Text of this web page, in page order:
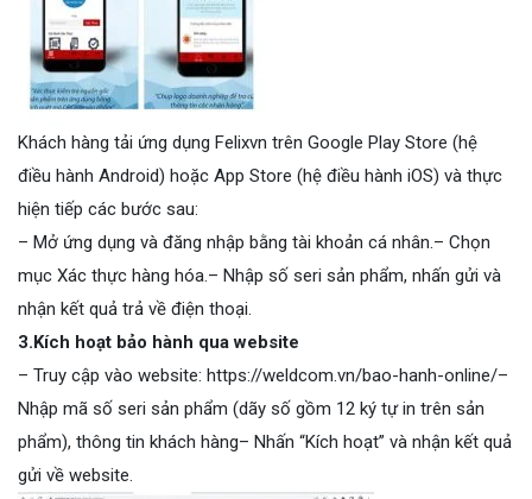
Khách hàng tải ứng dụng Felixvn trên Google Play Store (hệ
điều hành Android) hoặc App Store (hệ điều hành iOS) và thực
hiện tiếp các bước sau:
– Mở ứng dụng và đăng nhập bằng tài khoản cá nhân.– Chọn
mục Xác thực hàng hóa.– Nhập số seri sản phẩm, nhấn gửi và
nhận kết quả trả về điện thoại.
3.Kích hoạt bảo hành qua website
– Truy cập vào website: https://weldcom.vn/bao-hanh-online/–
Nhập mã số seri sản phẩm (dãy số gồm 12 ký tự in trên sản
phẩm), thông tin khách hàng– Nhấn “Kích hoạt” và nhận kết quả
gửi về website.